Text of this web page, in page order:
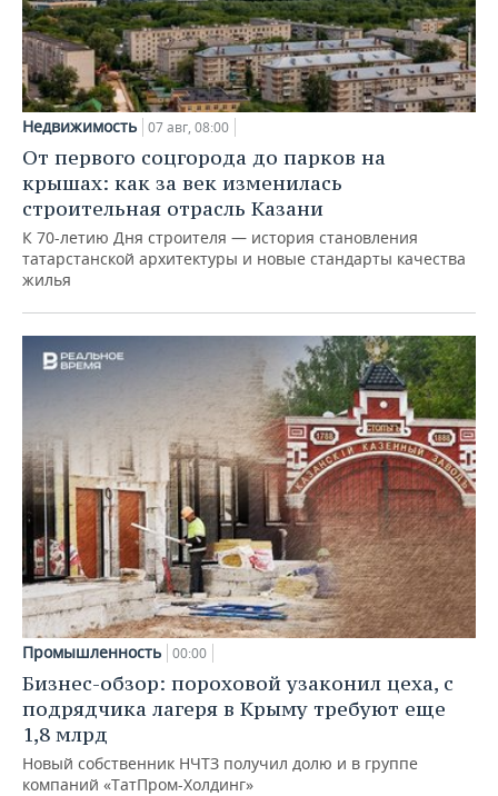
Недвижимость 07 авг, 08:00
От первого соцгорода до парков на
крышах: как за век изменилась
строительная отрасль Казани
К 70-летию Дня строителя — история становления
татарстанской архитектуры и новые стандарты качества
жилья
Промышленность 00:00
Бизнес-обзор: пороховой узаконил цеха, с
подрядчика лагеря в Крыму требуют еще
1,8 млрд
Новый собственник НЧТЗ получил долю и в группе
компаний «ТатПром-Холдинг»